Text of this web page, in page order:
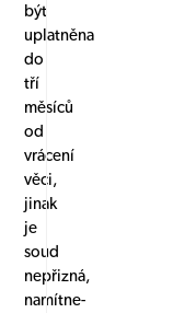
být
uplatněna
do
tří
měsíců
od
vrácení
věci,
jinak
je
soud
nepřizná,
namítne-